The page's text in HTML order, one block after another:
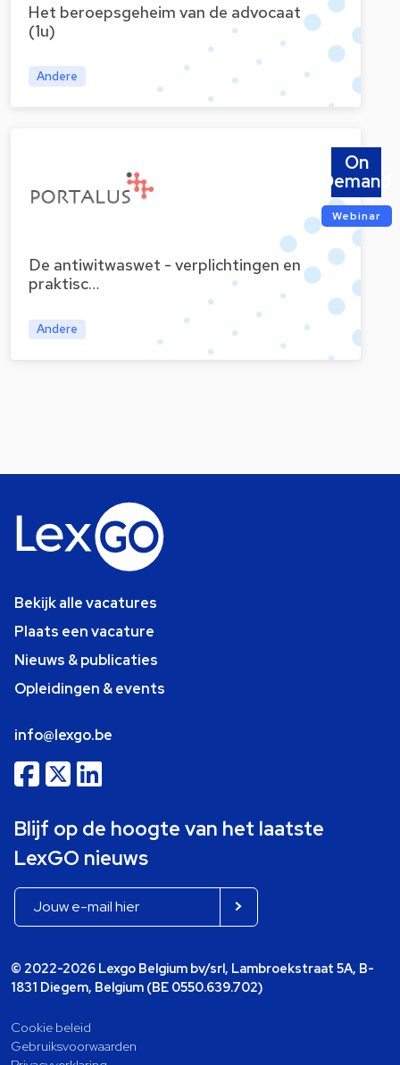
Het beroepsgeheim van de advocaat
(1u)
Andere
De antiwitwaswet - verplichtingen en
praktisc…
Andere
On
Demand
Webinar
Bekijk alle vacatures
Plaats een vacature
Nieuws & publicaties
Opleidingen & events
info@lexgo.be
Blijf op de hoogte van het laatste
LexGO nieuws
© 2022-2026 Lexgo Belgium bv/srl, Lambroekstraat 5A, B-
1831 Diegem, Belgium (BE 0550.639.702)
Cookie beleid
Gebruiksvoorwaarden